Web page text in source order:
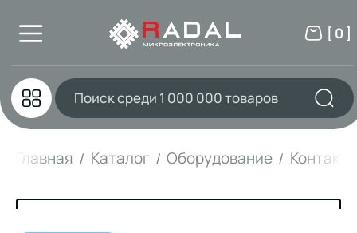
[ 0 ]
Главная Каталог Оборудование